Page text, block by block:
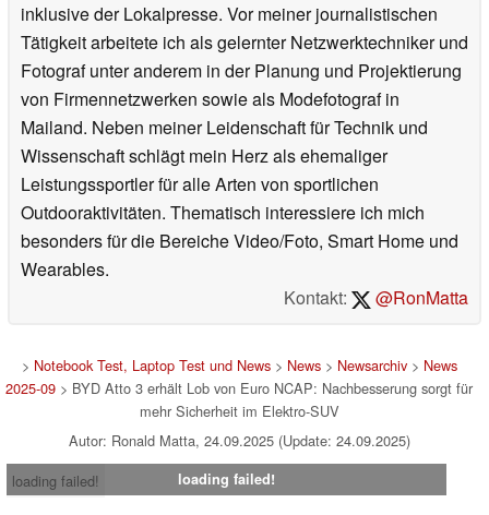
inklusive der Lokalpresse. Vor meiner journalistischen
Tätigkeit arbeitete ich als gelernter Netzwerktechniker und
Fotograf unter anderem in der Planung und Projektierung
von Firmennetzwerken sowie als Modefotograf in
Mailand. Neben meiner Leidenschaft für Technik und
Wissenschaft schlägt mein Herz als ehemaliger
Leistungssportler für alle Arten von sportlichen
Outdooraktivitäten. Thematisch interessiere ich mich
besonders für die Bereiche Video/Foto, Smart Home und
Wearables.
Kontakt:
@RonMatta
> Notebook Test, Laptop Test und News> News> Newsarchiv> News
2025-09 > BYD Atto 3 erhält Lob von Euro NCAP: Nachbesserung sorgt für
mehr Sicherheit im Elektro-SUV
Autor: Ronald Matta, 24.09.2025 (Update: 24.09.2025)
loading failed!
loading failed!